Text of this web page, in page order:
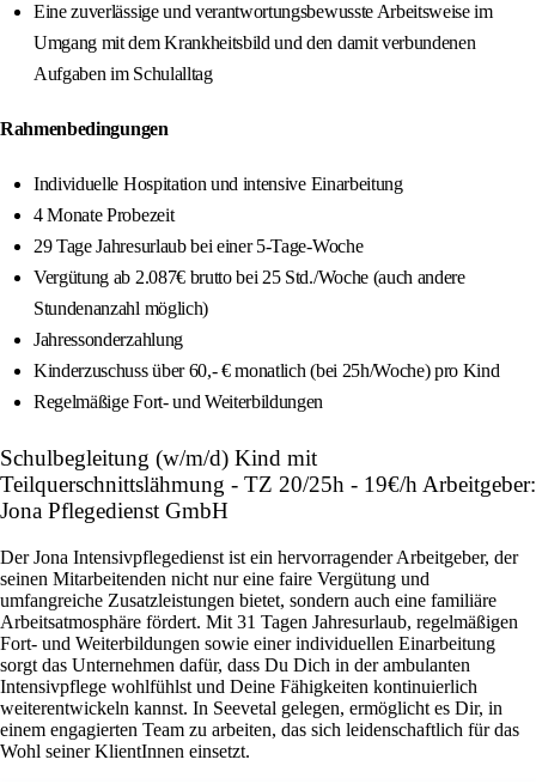
Eine zuverlässige und verantwortungsbewusste Arbeitsweise im
Umgang mit dem Krankheitsbild und den damit verbundenen
Aufgaben im Schulalltag
Rahmenbedingungen
Individuelle Hospitation und intensive Einarbeitung
4 Monate Probezeit
29 Tage Jahresurlaub bei einer 5-Tage-Woche
Vergütung ab 2.087€ brutto bei 25 Std./Woche (auch andere
Stundenanzahl möglich)
Jahressonderzahlung
Kinderzuschuss über 60,- € monatlich (bei 25h/Woche) pro Kind
Regelmäßige Fort- und Weiterbildungen
Schulbegleitung (w/m/d) Kind mit
Teilquerschnittslähmung - TZ 20/25h - 19€/h Arbeitgeber:
Jona Pflegedienst GmbH
Der Jona Intensivpflegedienst ist ein hervorragender Arbeitgeber, der
seinen Mitarbeitenden nicht nur eine faire Vergütung und
umfangreiche Zusatzleistungen bietet, sondern auch eine familiäre
Arbeitsatmosphäre fördert. Mit 31 Tagen Jahresurlaub, regelmäßigen
Fort- und Weiterbildungen sowie einer individuellen Einarbeitung
sorgt das Unternehmen dafür, dass Du Dich in der ambulanten
Intensivpflege wohlfühlst und Deine Fähigkeiten kontinuierlich
weiterentwickeln kannst. In Seevetal gelegen, ermöglicht es Dir, in
einem engagierten Team zu arbeiten, das sich leidenschaftlich für das
Wohl seiner KlientInnen einsetzt.